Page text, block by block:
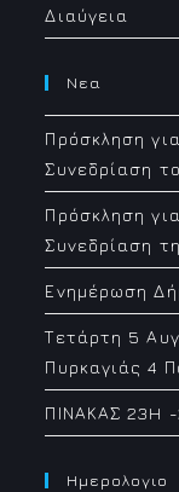
Διαύγεια
Νεα
Πρόσκληση
Συνεδρίαση
Πρόσκληση
Συνεδρίαση
Ενημέρωση
Τετάρτη 5
Πυρκαγιάς 4
ΠΙΝΑΚΑΣ 23H
Ημερολογιο